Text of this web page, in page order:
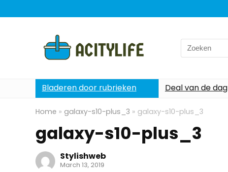
Search
for:
Bladeren door rubrieken Deal van de dag
Home » galaxy-s10-plus_3 » galaxy-s10-plus_3
galaxy-s10-plus_3
Stylishweb
March 13, 2019